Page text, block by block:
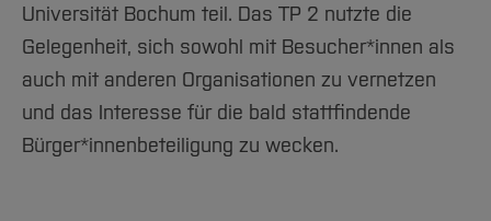
Universität Bochum teil. Das TP 2 nutzte die
Gelegenheit, sich sowohl mit Besucher*innen als
auch mit anderen Organisationen zu vernetzen
und das Interesse für die bald stattfindende
Bürger*innenbeteiligung zu wecken.